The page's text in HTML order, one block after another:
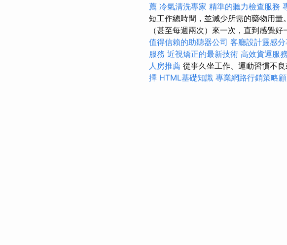
薦 冷氣清洗專家 精準的聽力檢查服務
短工作總時間，並減少所需的藥物用
（甚至每週兩次）來一次，直到感覺好
值得信賴的助聽器公司 客廳設計靈感
服務 近視矯正的最新技術 高效貨運服務
人房推薦 從事久坐工作、運動習慣不
擇 HTML基礎知識 專業網路行銷策略